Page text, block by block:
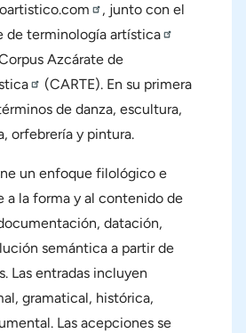
, junto con el
de terminología artística
Azcárate de
(CARTE). En su primera
de danza, escultura,
orfebrería y pintura.
un enfoque filológico e
a la forma y al contenido de
datación,
semántica a partir de
Las entradas incluyen
gramatical, histórica,
Las acepciones se